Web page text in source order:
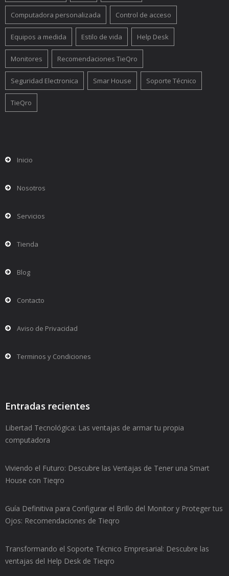
Computadora personalizada Control de acceso
Equipos a medida Estilo de vida Help Desk
Monitores Recomendaciones TieQro
Seguridad Electronica Smar House Soporte Técnico
TieQro
Inicio
Nosotros
Servicios
Tienda
Blog
Contacto
Aviso de Privacidad
Terminos y Condiciones
Entradas recientes
Libertad Tecnológica: Las ventajas de armar tu propia
computadora
Viviendo el Futuro: Descubre las Ventajas de Tener una Smart
House con Tieqro
Guía Definitiva para Configurar el Brillo del Monitor y Proteger tus
Ojos: Recomendaciones de Tieqro
Transformando el Soporte Técnico Empresarial: Descubre las
ventajas del Help Desk de Tieqro